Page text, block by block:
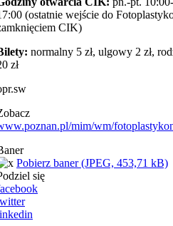
(ostatnie wejście do
CIK)
normalny 5 zł, ulgowy 2 zł,
zł
mim/wm/
Pobierz baner (JPEG, 453,71 kB)
się